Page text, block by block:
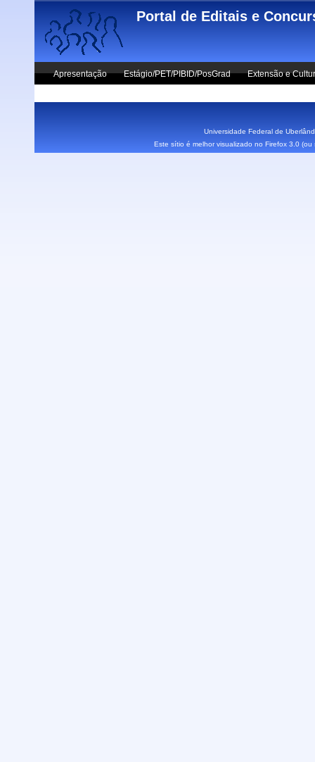
Skip to main content
Portal de Editais e
Apresentação Estágio/PET/PIBID/PosGrad Extensão e
Universidade Federal de
Este sítio é melhor visualizado no Firefox 3.0